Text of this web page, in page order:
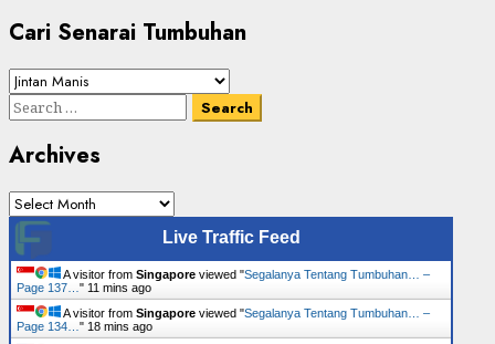
Cari Senarai Tumbuhan
Cari
Senarai
Search
Archives
Archives
Live Traffic Feed
A visitor from Singapore viewed "Segalanya Tentang Tumbuhan… –
Page 137… " 11 mins ago
A visitor from Singapore viewed "Segalanya Tentang Tumbuhan… –
Page 134… " 18 mins ago